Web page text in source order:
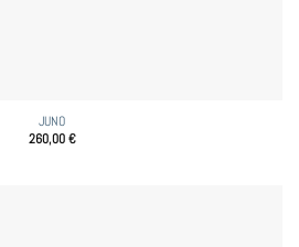
JUNO
260,00€